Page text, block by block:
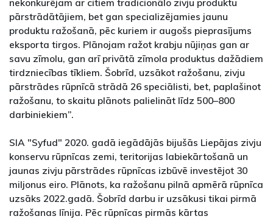
pārstrādātājiem, bet gan specializējamies jaunu
produktu ražošanā, pēc kuriem ir augošs pieprasījums
eksporta tirgos. Plānojam ražot krabju nūjiņas gan ar
savu zīmolu, gan arī privātā zīmola produktus dažādiem
tirdzniecības tīkliem. Šobrīd, uzsākot ražošanu, zivju
pārstrādes rūpnīcā strādā 26 speciālisti, bet, paplašinot
ražošanu, to skaitu plānots palielināt līdz 500–800
darbiniekiem”.
SIA "Syfud" 2020. gadā iegādājās bijušās Liepājas zivju
konservu rūpnīcas zemi, teritorijas labiekārtošanā un
jaunas zivju pārstrādes rūpnīcas izbūvē investējot 30
miljonus eiro. Plānots, ka ražošanu pilnā apmērā rūpnīca
uzsāks 2022.gadā. Šobrīd darbu ir uzsākusi tikai pirmā
ražošanas līnija. Pēc rūpnīcas pirmās kārtas